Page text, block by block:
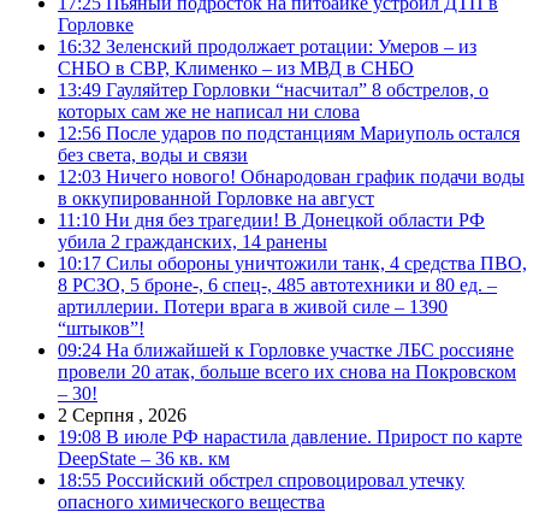
Горловке
16:32 Зеленский продолжает ротации: Умеров – из
СНБО в СВР, Клименко – из МВД в СНБО
13:49 Гауляйтер Горловки “насчитал” 8 обстрелов, о
которых сам же не написал ни слова
12:56 После ударов по подстанциям Мариуполь остался
без света, воды и связи
12:03 Ничего нового! Обнародован график подачи воды
в оккупированной Горловке на август
11:10 Ни дня без трагедии! В Донецкой области РФ
убила 2 гражданских, 14 ранены
10:17 Силы обороны уничтожили танк, 4 средства ПВО,
8 РСЗО, 5 броне-, 6 спец-, 485 автотехники и 80 ед. –
артиллерии. Потери врага в живой силе – 1390
“штыков”!
09:24 На ближайшей к Горловке участке ЛБС россияне
провели 20 атак, больше всего их снова на Покровском
– 30!
2 Серпня , 2026
19:08 В июле РФ нарастила давление. Прирост по карте
DeepState – 36 кв. км
18:55 Российский обстрел спровоцировал утечку
опасного химического вещества